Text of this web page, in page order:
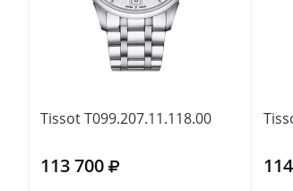
Tissot T099.207.11.118.00
113 700